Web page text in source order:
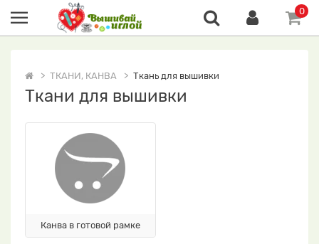
0
ТКАНИ, КАНВА Ткань для вышивки
Ткани для вышивки
Канва в готовой рамке